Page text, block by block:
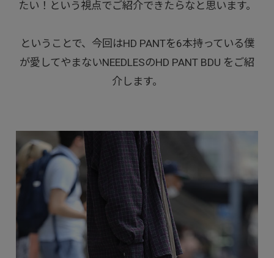
たい！という視点でご紹介できたらなと思います。
ということで、今回はHD PANTを6本持っている僕
が愛してやまないNEEDLESのHD PANT BDU をご紹
介します。